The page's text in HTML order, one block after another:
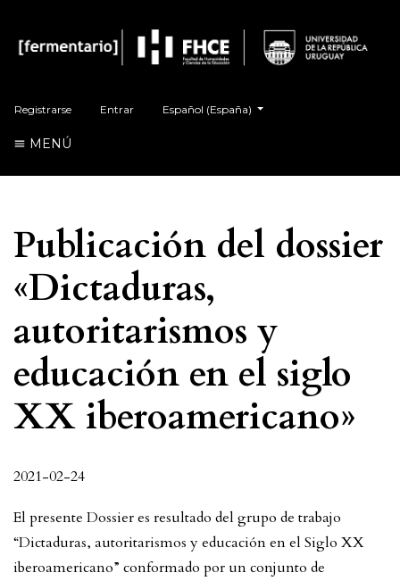
Registrarse Entrar Cambiar el idioma. El actual es:
Español (España)
MENÚ
Publicación del dossier
«Dictaduras,
autoritarismos y
educación en el siglo
XX iberoamericano»
2021-02-24
El presente Dossier es resultado del grupo de trabajo
“Dictaduras, autoritarismos y educación en el Siglo XX
iberoamericano” conformado por un conjunto de